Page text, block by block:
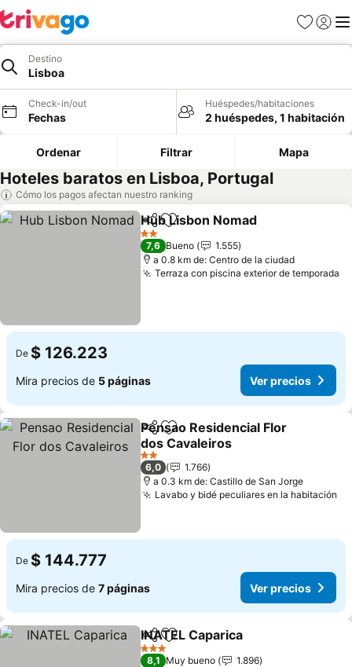
Favoritos
Iniciar
Destino
Lisboa
Check-in/out
Fechas
Huéspedes/habitaciones
2 huéspedes, 1 habitación
Ordenar Filtrar Mapa
Hoteles baratos en Lisboa, Portugal
Cómo los pagos afectan nuestro ranking
CompartirAgregar a favoritos
Hub Lisbon Nomad
2 Estrellas
7,6 Bueno
1.555
a 0.8 km de: Centro de la ciudad
Terraza con piscina exterior de temporada
De $ 126.223
Mira precios de 5 páginas Ver precios
CompartirAgregar a favoritos
Pensao Residencial Flor
dos Cavaleiros
Ver precios
2 Estrellas
6,0
1.766
a 0.3 km de: Castillo de San Jorge
Lavabo y bidé peculiares en la habitación
De $ 144.777
Mira precios de 7 páginas Ver precios
CompartirAgregar a favoritos
INATEL Caparica
3 Estrellas
8,1 Muy bueno
1.896